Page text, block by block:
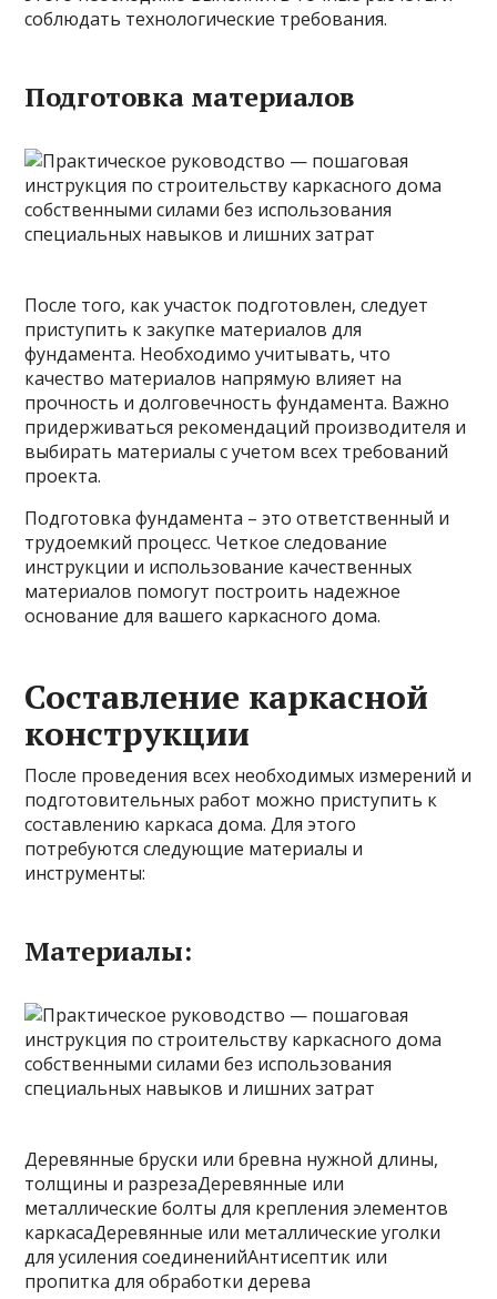
соблюдать технологические требования.
Подготовка материалов
После того, как участок подготовлен, следует
приступить к закупке материалов для
фундамента. Необходимо учитывать, что
качество материалов напрямую влияет на
прочность и долговечность фундамента. Важно
придерживаться рекомендаций производителя и
выбирать материалы с учетом всех требований
проекта.
Подготовка фундамента – это ответственный и
трудоемкий процесс. Четкое следование
инструкции и использование качественных
материалов помогут построить надежное
основание для вашего каркасного дома.
Составление каркасной
конструкции
После проведения всех необходимых измерений и
подготовительных работ можно приступить к
составлению каркаса дома. Для этого
потребуются следующие материалы и
инструменты:
Материалы:
Деревянные бруски или бревна нужной длины,
толщины и разрезаДеревянные или
металлические болты для крепления элементов
каркасаДеревянные или металлические уголки
для усиления соединенийАнтисептик или
пропитка для обработки дерева